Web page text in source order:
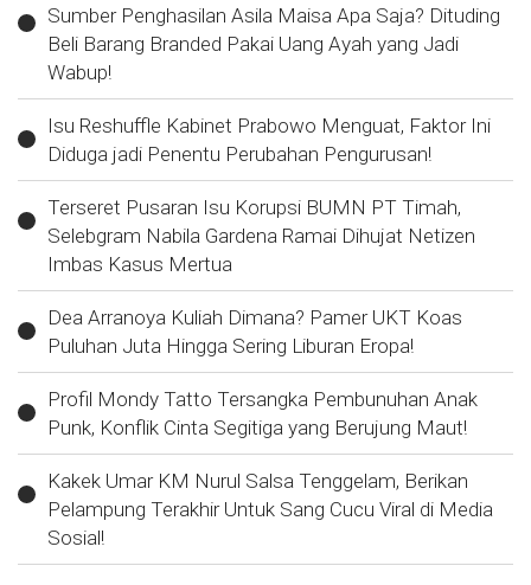
Sumber Penghasilan Asila Maisa Apa Saja? Dituding
Beli Barang Branded Pakai Uang Ayah yang Jadi
Wabup!
Isu Reshuffle Kabinet Prabowo Menguat, Faktor Ini
Diduga jadi Penentu Perubahan Pengurusan!
Terseret Pusaran Isu Korupsi BUMN PT Timah,
Selebgram Nabila Gardena Ramai Dihujat Netizen
Imbas Kasus Mertua
Dea Arranoya Kuliah Dimana? Pamer UKT Koas
Puluhan Juta Hingga Sering Liburan Eropa!
Profil Mondy Tatto Tersangka Pembunuhan Anak
Punk, Konflik Cinta Segitiga yang Berujung Maut!
Kakek Umar KM Nurul Salsa Tenggelam, Berikan
Pelampung Terakhir Untuk Sang Cucu Viral di Media
Sosial!